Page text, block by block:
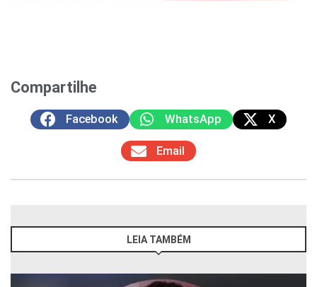
Compartilhe
Facebook WhatsApp X
Email
LEIA TAMBÉM